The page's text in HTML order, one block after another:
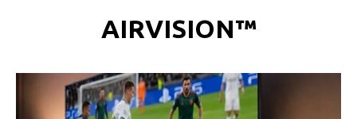
AIRVISION™